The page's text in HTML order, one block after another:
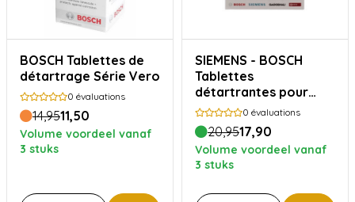
BOSCH Tablettes de
détartrage Série Vero
0 évaluations
14,9511,50
Volume voordeel vanaf
3 stuks
SIEMENS - BOSCH
Tablettes
détartrantes pour
machines à café - 12x
18 grammes
0 évaluations
20,9517,90
Volume voordeel vanaf
3 stuks